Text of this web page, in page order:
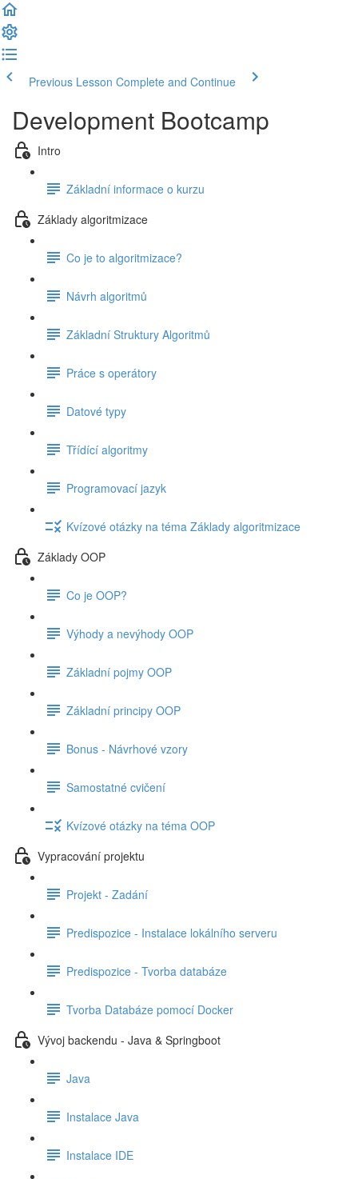
Previous Lesson Complete and Continue
Development Bootcamp
Intro
Základní informace o kurzu
Základy algoritmizace
Co je to algoritmizace?
Návrh algoritmů
Základní Struktury Algoritmů
Práce s operátory
Datové typy
Třídící algoritmy
Programovací jazyk
Kvízové otázky na téma Základy algoritmizace
Základy OOP
Co je OOP?
Výhody a nevýhody OOP
Základní pojmy OOP
Základní principy OOP
Bonus - Návrhové vzory
Samostatné cvičení
Kvízové otázky na téma OOP
Vypracování projektu
Projekt - Zadání
Predispozice - Instalace lokálního serveru
Predispozice - Tvorba databáze
Tvorba Databáze pomocí Docker
Vývoj backendu - Java & Springboot
Java
Instalace Java
Instalace IDE